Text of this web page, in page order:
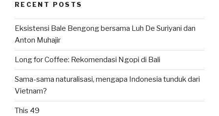
RECENT POSTS
Eksistensi Bale Bengong bersama Luh De Suriyani dan
Anton Muhajir
Long for Coffee: Rekomendasi Ngopi di Bali
Sama-sama naturalisasi, mengapa Indonesia tunduk dari
Vietnam?
This 49